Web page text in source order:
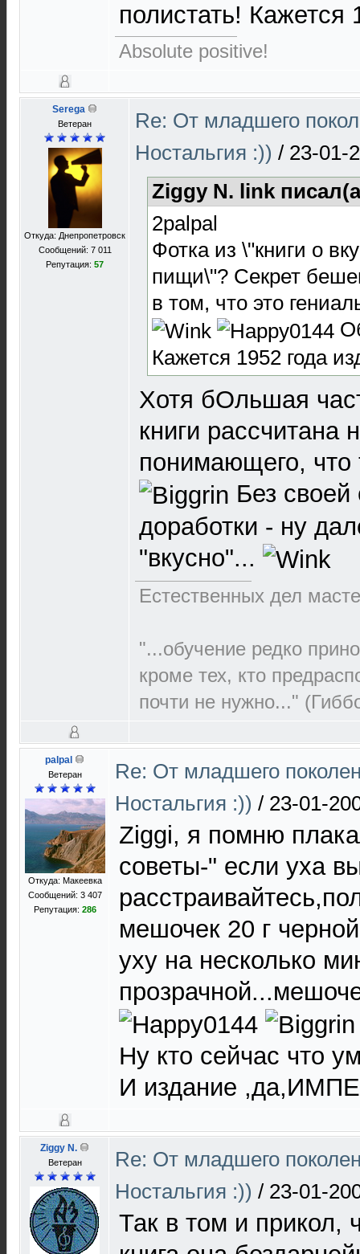
полистать! Кажется
Absolute positive!
Serega
Ветеран
Откуда: Днепропетровск
Сообщений: 7 011
Репутация: 57
Re: От младшего
Ностальгия :)) / 23-01-
Ziggy N. link
2palpal
Фотка из \"книги о
пищи\"? Секрет
в том, что это
Кажется 1952 года
Хотя бОльшая
книги рассчитана
понимающего, что
Без своей
доработки - ну
"вкусно"...
Естественных дел
"...обучение редко
кроме тех, кто
почти не нужно..."
palpal
Ветеран
Откуда: Макеевка
Сообщений: 3 407
Репутация: 286
Re: От младшего
Ностальгия :)) / 23-01-
Ziggi, я помню
советы-" если уха
мешочек 20 г
уху на несколько
Ну кто сейчас что
И издание
Ziggy N.
Ветеран
Re: От младшего
Ностальгия :)) / 23-01-
Так в том и прикол,